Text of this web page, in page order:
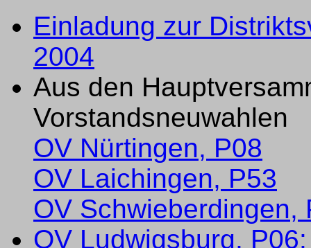
Einladung zur
2004
Aus den
Vorstandsneuwahlen
OV Nürtingen, P08
OV Laichingen, P53
OV Schwieberdingen,
OV Ludwigsburg,